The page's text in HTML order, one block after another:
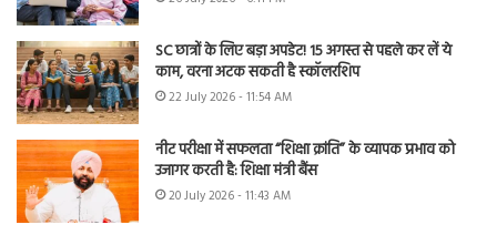
SC छात्रों के लिए बड़ा अपडेट! 15 अगस्त से पहले कर लें ये
काम, वरना अटक सकती है स्कॉलरशिप
22 July 2026 - 11:54 AM
नीट परीक्षा में सफलता “शिक्षा क्रांति” के व्यापक प्रभाव को
उजागर करती है: शिक्षा मंत्री बैंस
20 July 2026 - 11:43 AM